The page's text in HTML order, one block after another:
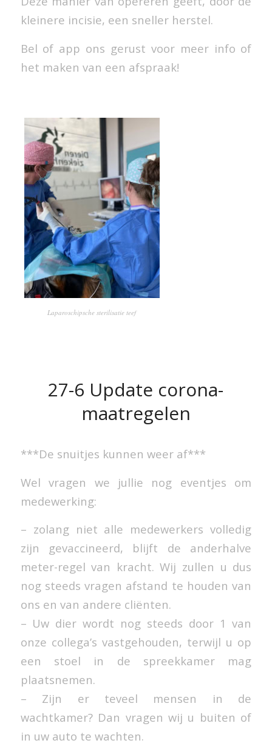
kleinere incisie, een sneller herstel.
Bel of app ons gerust voor meer info of
het maken van een afspraak!
Laparoschipsche sterilisatie teef
27-6 Update corona-
maatregelen
***De snuitjes kunnen weer af***
Wel vragen we jullie nog eventjes om
medewerking:
– zolang niet alle medewerkers volledig
zijn gevaccineerd, blijft de anderhalve
meter-regel van kracht. Wij zullen u dus
nog steeds vragen afstand te houden van
ons en van andere cliënten.
– Uw dier wordt nog steeds door 1 van
onze collega’s vastgehouden, terwijl u op
een stoel in de spreekkamer mag
plaatsnemen.
– Zijn er teveel mensen in de
wachtkamer? Dan vragen wij u buiten of
in uw auto te wachten.